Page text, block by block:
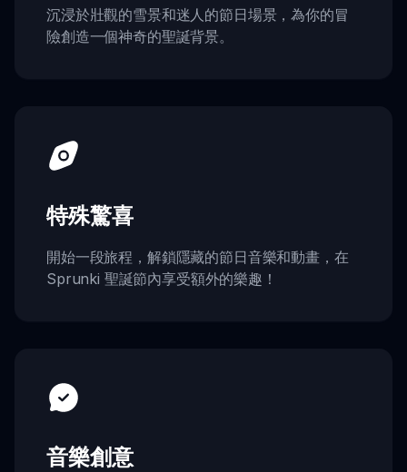
沉浸於壯觀的雪景和迷人的節日場景，為你的冒
險創造一個神奇的聖誕背景。
特殊驚喜
開始一段旅程，解鎖隱藏的節日音樂和動畫，在
Sprunki 聖誕節內享受額外的樂趣！
音樂創意